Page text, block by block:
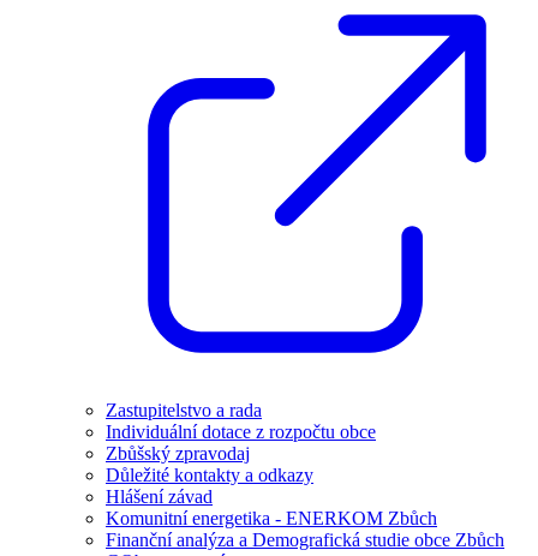
Zastupitelstvo a rada
Individuální dotace z rozpočtu obce
Zbůšský zpravodaj
Důležité kontakty a odkazy
Hlášení závad
Komunitní energetika - ENERKOM Zbůch
Finanční analýza a Demografická studie obce Zbůch